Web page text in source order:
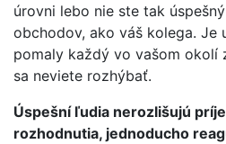
úrovni lebo nie ste tak
obchodov, ako váš kolega. Je
pomaly každý vo vašom okolí
sa neviete rozhýbať.
Úspešní ľudia nerozlišujú
rozhodnutia, jednoducho